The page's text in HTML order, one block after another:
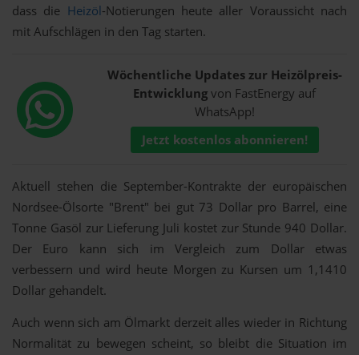
dass die Heizöl-Notierungen heute aller Voraussicht nach
mit Aufschlägen in den Tag starten.
Wöchentliche Updates zur Heizölpreis-
Entwicklungvon FastEnergy auf
WhatsApp!
Jetzt kostenlos abonnieren!
Aktuell stehen die September-Kontrakte der europäischen
Nordsee-Ölsorte "Brent" bei gut 73 Dollar pro Barrel, eine
Tonne Gasöl zur Lieferung Juli kostet zur Stunde 940 Dollar.
Der Euro kann sich im Vergleich zum Dollar etwas
verbessern und wird heute Morgen zu Kursen um 1,1410
Dollar gehandelt.
Auch wenn sich am Ölmarkt derzeit alles wieder in Richtung
Normalität zu bewegen scheint, so bleibt die Situation im